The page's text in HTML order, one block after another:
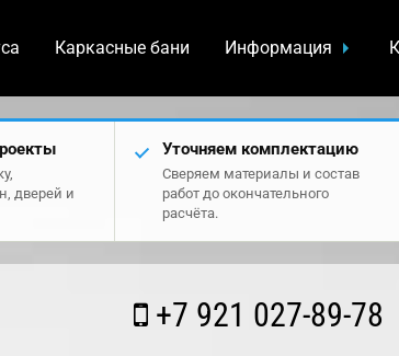
Каркасные бани Информация
дверей и
Уточняем комплектацию
Сверяем материалы и состав
работ до окончательного
расчёта.
+7 921 027-89-78